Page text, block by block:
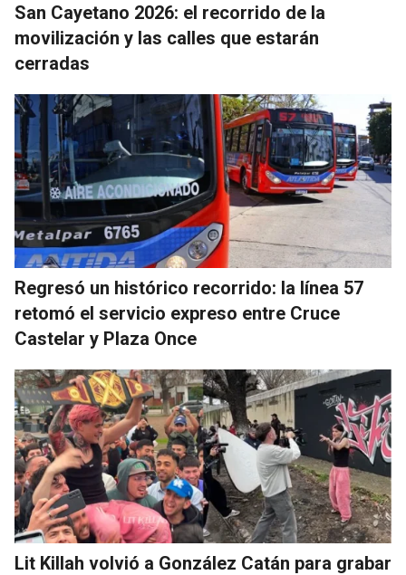
San Cayetano 2026: el recorrido de la
movilización y las calles que estarán
cerradas
Regresó un histórico recorrido: la línea 57
retomó el servicio expreso entre Cruce
Castelar y Plaza Once
Lit Killah volvió a González Catán para grabar